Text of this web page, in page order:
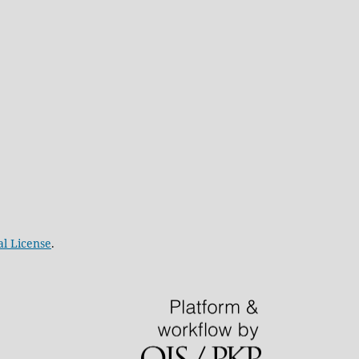
License.